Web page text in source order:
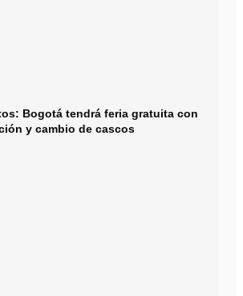
Bogotá tendrá feria gratuita con
y cambio de cascos